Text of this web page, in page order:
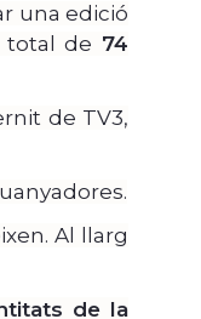
una edició
total de 74
de TV3,
Al llarg
de la